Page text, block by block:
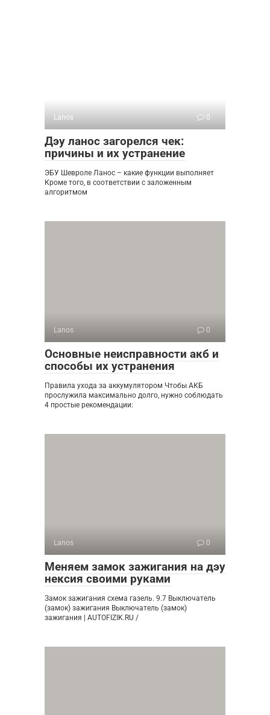
Lanos 0
Дэу ланос загорелся чек:
причины и их устранение
ЭБУ Шевроле Ланос – какие функции выполняет
Кроме того, в соответствии с заложенным
алгоритмом
Lanos 0
Основные неисправности акб и
способы их устранения
Правила ухода за аккумулятором Чтобы АКБ
прослужила максимально долго, нужно соблюдать
4 простые рекомендации:
Lanos 0
Меняем замок зажигания на дэу
нексия своими руками
Замок зажигания схема газель. 9.7 Выключатель
(замок) зажигания Выключатель (замок)
зажигания | AUTOFIZIK.RU /